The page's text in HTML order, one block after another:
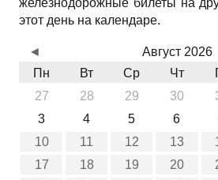
железнодорожные билеты на
этот день на календаре.
Август 2026
Пн
Вт Ср Чт
27
28 29 30
3
4 5 6
10
11 12 13
17
18 19 20
◄